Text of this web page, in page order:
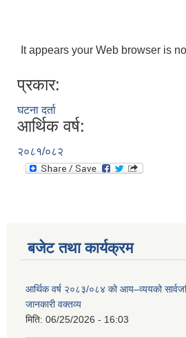
It appears your Web browser is
प्रकार:
घटना दर्ता
आर्थिक वर्ष:
२०८१/०८२
बजेट तथा कार्यक्रम
आर्थिक वर्ष २०८३/०८४ को आय–व्ययको
जानकारी वक्तव्य
मिति: 06/25/2026 - 16:03